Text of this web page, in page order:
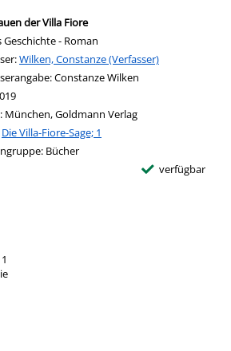
der Villa Fiore
Geschichte - Roman
Suche nach diesem Verfasser
Wilken, Constanze (Verfasser)
Constanze Wilken
München, Goldmann Verlag
Die Villa-Fiore-Sage; 1
Bücher
verfügbar